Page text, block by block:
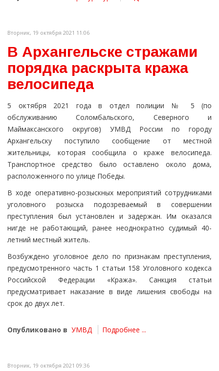
Вторник, 19 октября 2021 11:06
В Архангельске стражами
порядка раскрыта кража
велосипеда
5 октября 2021 года в отдел полиции № 5 (по
обслуживанию Соломбальского, Северного и
Маймаксанского округов) УМВД России по городу
Архангельску поступило сообщение от местной
жительницы, которая сообщила о краже велосипеда.
Транспортное средство было оставлено около дома,
расположенного по улице Победы.
В ходе оперативно-розыскных мероприятий сотрудниками
уголовного розыска подозреваемый в совершении
преступления был установлен и задержан. Им оказался
нигде не работающий, ранее неоднократно судимый 40-
летний местный житель.
Возбуждено уголовное дело по признакам преступления,
предусмотренного часть 1 статьи 158 Уголовного кодекса
Российской Федерации «Кража». Санкция статьи
предусматривает наказание в виде лишения свободы на
срок до двух лет.
Опубликовано в УМВД Подробнее ...
Вторник, 19 октября 2021 09:36